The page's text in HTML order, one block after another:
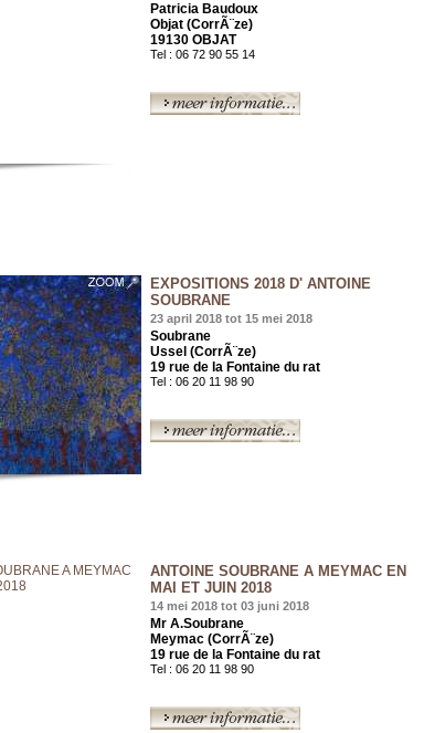
Patricia Baudoux
Objat (CorrÃ¨ze)
19130 OBJAT
Tel : 06 72 90 55 14
EXPOSITIONS 2018 D' ANTOINE
SOUBRANE
23 april 2018 tot 15 mei 2018
Soubrane
Ussel (CorrÃ¨ze)
19 rue de la Fontaine du rat
Tel : 06 20 11 98 90
ANTOINE SOUBRANE A MEYMAC EN
MAI ET JUIN 2018
14 mei 2018 tot 03 juni 2018
Mr A.Soubrane
Meymac (CorrÃ¨ze)
19 rue de la Fontaine du rat
Tel : 06 20 11 98 90